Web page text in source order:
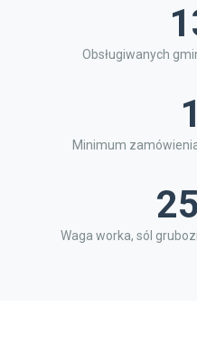
Obsługiwanych
Minimum
Waga worka, sól